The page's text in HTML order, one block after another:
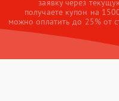
заявку через
получаете купон на
можно оплатить до 25% от